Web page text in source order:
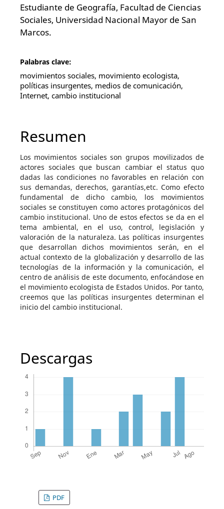
Estudiante de Geografía, Facultad de Ciencias
Sociales, Universidad Nacional Mayor de San
Marcos.
Palabras clave:
movimientos sociales, movimiento ecologista,
políticas insurgentes, medios de comunicación,
Internet, cambio institucional
Resumen
Los movimientos sociales son grupos movilizados de
actores sociales que buscan cambiar el status quo
dadas las condiciones no favorables en relación con
sus demandas, derechos, garantías,etc. Como efecto
fundamental de dicho cambio, los movimientos
sociales se constituyen como actores protagónicos del
cambio institucional. Uno de estos efectos se da en el
tema ambiental, en el uso, control, legislación y
valoración de la naturaleza. Las políticas insurgentes
que desarrollan dichos movimientos serán, en el
actual contexto de la globalización y desarrollo de las
tecnologías de la información y la comunicación, el
centro de análisis de este documento, enfocándose en
el movimiento ecologista de Estados Unidos. Por tanto,
creemos que las políticas insurgentes determinan el
inicio del cambio institucional.
Descargas
PDF